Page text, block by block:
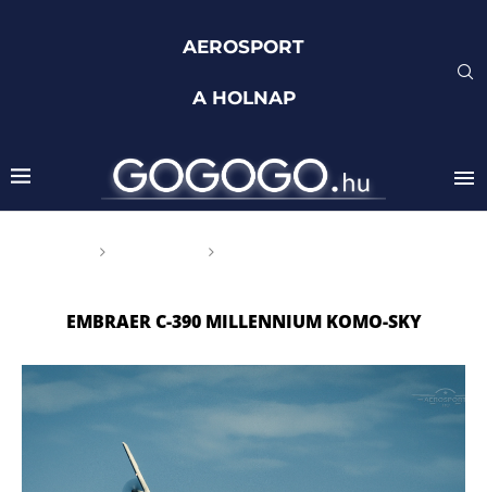
AEROSPORT
A HOLNAP
EMBRAER C-390 MILLENNIUM KOMO-SKY